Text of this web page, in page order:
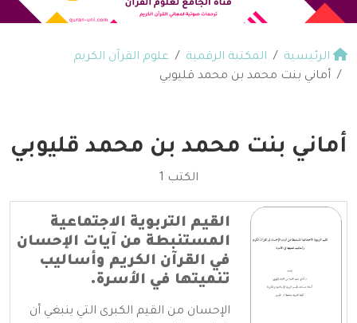
الرئيسية المكتبة الرقمية
علوم القرآن الكريم
أماني بنت محمد بن محمد قليوبي
أماني بنت محمد بن محمد قليوبي
الكتب 1
القيم التربوية الاجتماعية
المستنبطة من آيات الإحسان
في القرآن الكريم وأساليب
تنميتها في الأسرة.
الإحسان من القيم الكبرى التي ينبغي أن